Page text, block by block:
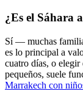
¿Es el Sáhara
Sí — muchas
es lo principal a
cuatro días, o
pequeños, suele
Marrakech con